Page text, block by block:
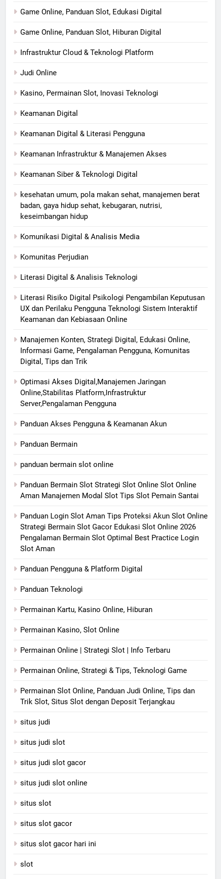
Game Online, Panduan Slot, Edukasi Digital
Game Online, Panduan Slot, Hiburan Digital
Infrastruktur Cloud & Teknologi Platform
Judi Online
Kasino, Permainan Slot, Inovasi Teknologi
Keamanan Digital
Keamanan Digital & Literasi Pengguna
Keamanan Infrastruktur & Manajemen Akses
Keamanan Siber & Teknologi Digital
kesehatan umum, pola makan sehat, manajemen berat
badan, gaya hidup sehat, kebugaran, nutrisi,
keseimbangan hidup
Komunikasi Digital & Analisis Media
Komunitas Perjudian
Literasi Digital & Analisis Teknologi
Literasi Risiko Digital Psikologi Pengambilan Keputusan
UX dan Perilaku Pengguna Teknologi Sistem Interaktif
Keamanan dan Kebiasaan Online
Manajemen Konten, Strategi Digital, Edukasi Online,
Informasi Game, Pengalaman Pengguna, Komunitas
Digital, Tips dan Trik
Optimasi Akses Digital,Manajemen Jaringan
Online,Stabilitas Platform,Infrastruktur
Server,Pengalaman Pengguna
Panduan Akses Pengguna & Keamanan Akun
Panduan Bermain
panduan bermain slot online
Panduan Bermain Slot Strategi Slot Online Slot Online
Aman Manajemen Modal Slot Tips Slot Pemain Santai
Panduan Login Slot Aman Tips Proteksi Akun Slot Online
Strategi Bermain Slot Gacor Edukasi Slot Online 2026
Pengalaman Bermain Slot Optimal Best Practice Login
Slot Aman
Panduan Pengguna & Platform Digital
Panduan Teknologi
Permainan Kartu, Kasino Online, Hiburan
Permainan Kasino, Slot Online
Permainan Online | Strategi Slot | Info Terbaru
Permainan Online, Strategi & Tips, Teknologi Game
Permainan Slot Online, Panduan Judi Online, Tips dan
Trik Slot, Situs Slot dengan Deposit Terjangkau
situs judi
situs judi slot
situs judi slot gacor
situs judi slot online
situs slot
situs slot gacor
situs slot gacor hari ini
slot